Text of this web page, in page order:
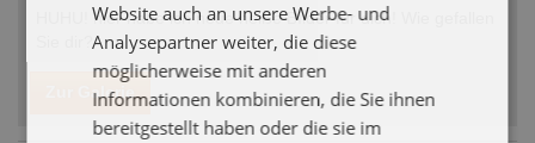
HUHU! hier habe ich neue heiße BIlder für dich! Wie gefallen
Sie dir?
Zur Galerie
Website auch an unsere Werbe- und
Analysepartner weiter, die diese
möglicherweise mit anderen
Informationen kombinieren, die Sie ihnen
bereitgestellt haben oder die sie im